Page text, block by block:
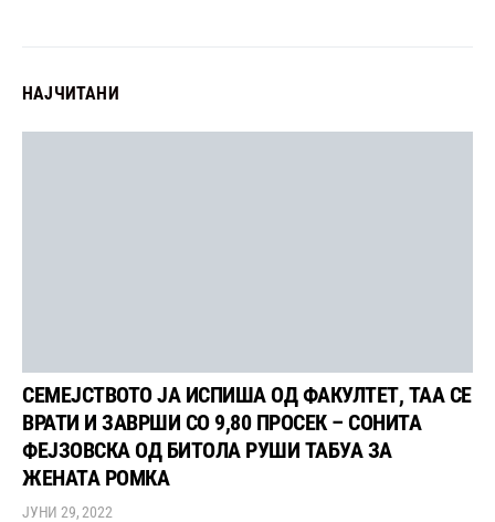
НАЈЧИТАНИ
СЕМЕЈСТВОТО ЈА ИСПИША ОД ФАКУЛТЕТ, ТАА СЕ
ВРАТИ И ЗАВРШИ СО 9,80 ПРОСЕК – СОНИТА
ФЕЈЗОВСКА ОД БИТОЛА РУШИ ТАБУА ЗА
ЖЕНАТА РОМКА
ЈУНИ 29, 2022